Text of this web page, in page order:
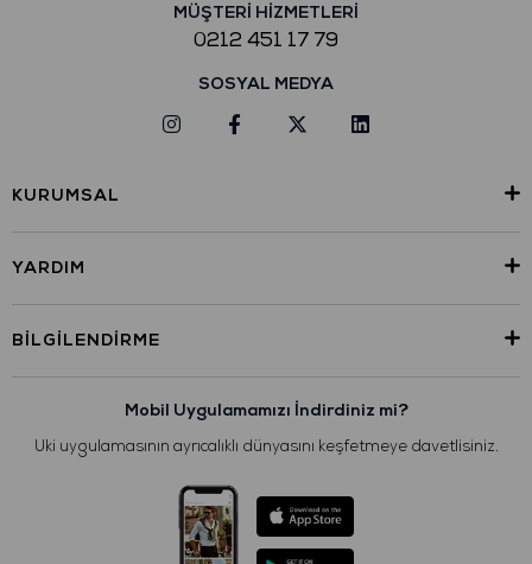
MÜŞTERİ HİZMETLERİ
0212 451 17 79
SOSYAL MEDYA
KURUMSAL
YARDIM
BILGILENDIRME
Mobil Uygulamamızı İndirdiniz mi?
Uki uygulamasının ayrıcalıklı dünyasını keşfetmeye davetlisiniz.